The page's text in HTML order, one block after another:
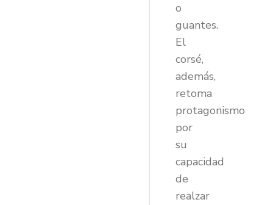
o
guantes.
El
corsé,
además,
retoma
protagonismo
por
su
capacidad
de
realzar